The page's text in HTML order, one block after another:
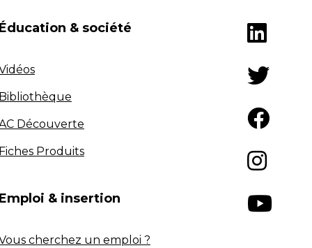
& société
Découverte
Produits
& insertion
cherchez un emploi ?